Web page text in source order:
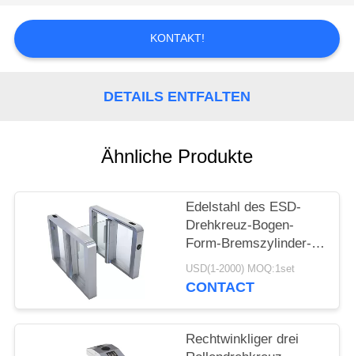
NACHRICHTEN
FORDERN
SITEMAP
PRIVACY
POLICY
KONTAKT!
DETAILS ENTFALTEN
Ähnliche Produkte
Edelstahl des ESD-
Drehkreuz-Bogen-
Form-Bremszylinder-
Pendel-304 im Freien
USD(1-2000) MOQ:1set
CONTACT
Rechtwinkliger drei